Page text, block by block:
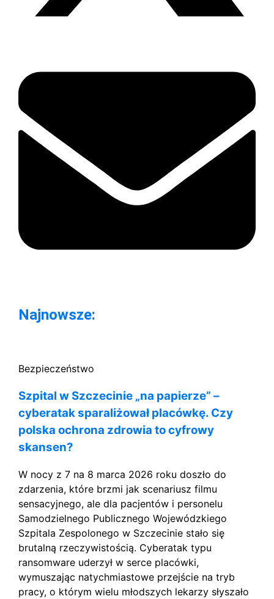
Najnowsze:
Bezpieczeństwo
Szpital w Szczecinie „na papierze” –
cyberatak sparaliżował placówkę. Czy
polska ochrona zdrowia to cyfrowy
skansen?
W nocy z 7 na 8 marca 2026 roku doszło do
zdarzenia, które brzmi jak scenariusz filmu
sensacyjnego, ale dla pacjentów i personelu
Samodzielnego Publicznego Wojewódzkiego
Szpitala Zespolonego w Szczecinie stało się
brutalną rzeczywistością. Cyberatak typu
ransomware uderzył w serce placówki,
wymuszając natychmiastowe przejście na tryb
pracy, o którym wielu młodszych lekarzy słyszało